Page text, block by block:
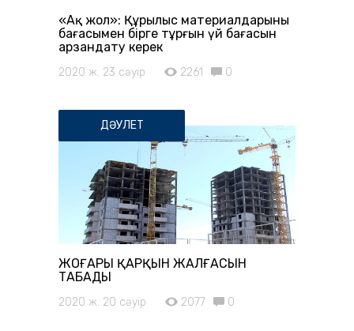
«Ақ жол»: Құрылыс материалдарының
бағасымен бірге тұрғын үй бағасын
арзандату керек
2020 ж. 23 сәуір 2261 0
ДӘУЛЕТ
ЖОҒАРЫ ҚАРҚЫН ЖАЛҒАСЫН
ТАБАДЫ
2020 ж. 20 сәуір 2077 0